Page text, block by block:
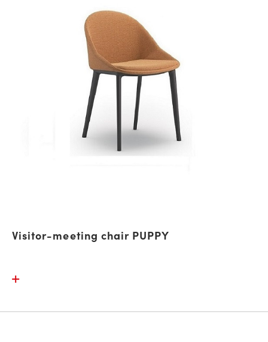
Visitor-meeting chair PUPPY